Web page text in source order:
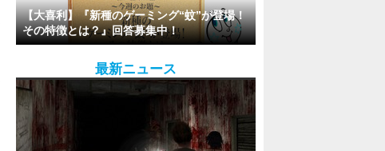
【大喜利】『新種のゲーミング“蚊”が登場！
その特徴とは？』回答募集中！
最新ニュース